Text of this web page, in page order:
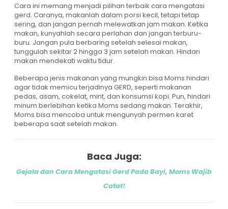
Cara ini memang menjadi pilihan terbaik cara mengatasi
gerd. Caranya, makanlah dalam porsi kecil, tetapi tetap
sering, dan jangan pernah melewatkan jam makan. Ketika
makan, kunyahlah secara perlahan dan jangan terburu-
buru. Jangan pula berbaring setelah selesai makan,
tunggulah sekitar 2 hingga 3 jam setelah makan. Hindari
makan mendekati waktu tidur.
Beberapa jenis makanan yang mungkin bisa Moms hindari
agar tidak memicu terjadinya GERD, seperti makanan
pedas, asam, cokelat, mint, dan konsumsi kopi. Pun, hindari
minum berlebihan ketika Moms sedang makan. Terakhir,
Moms bisa mencoba untuk mengunyah permen karet
beberapa saat setelah makan.
Baca Juga:
Gejala dan Cara Mengatasi Gerd Pada Bayi, Moms Wajib
Catat!